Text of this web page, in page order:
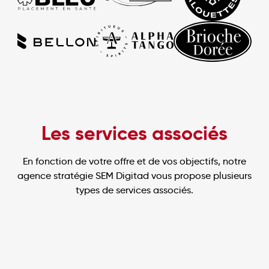
Les services associés
En fonction de votre offre et de vos objectifs, notre
agence stratégie SEM Digitad vous propose plusieurs
types de services associés.